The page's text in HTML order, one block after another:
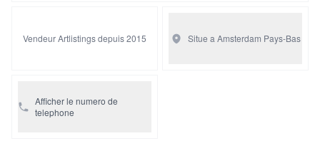
a été restaurée à quelques endroits. À l'arrière, une
étiquette bleue indiquant "LE GARDE MEUBLE PUBLIC
Vendeur Artlistings depuis 2015 Situe a Amsterdam Pays-Bas
Afficher le numero de
telephone